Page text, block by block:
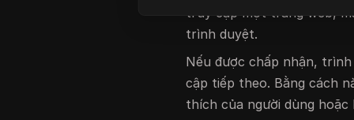
truy cập một trang web,
trình duyệt.
Nếu được chấp nhận,
cập tiếp theo. Bằng cách
thích của người dùng